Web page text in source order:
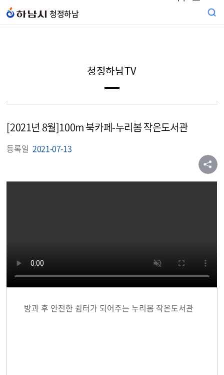
청정하남
청정하남TV
[2021년 8월]100m 북카페-누리봄 작은도서관
등록일 2021-07-13